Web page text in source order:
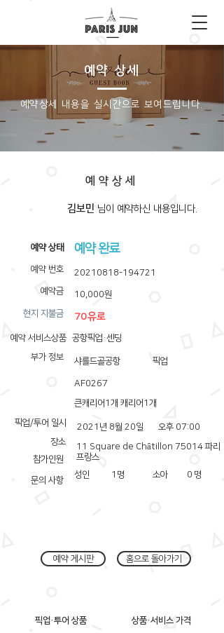
예약 상세
​예약상세 내용을 실시간으로 보여드립니다.
예약상세
김보민 ​님이 예약하신 내용입니다.
​예약 상태
예약 번호
예약금
​현지 지불금
부가 정보
픽업/투어 일시
장소
참가인원
문의 사항
예약 서비스상품
예약 완료
20210818-194721
10,000원
70유로
공항픽업·센딩
샤를드골공항 픽업
AF0267
큰캐리어1개 캐리어1개
2021년 8월 20일
오후 07:00
11 Square de Châtillon 75014 파리
프랑스
성인
1 명 소아 0 명
예약 게시판 홈으로 돌아가기
픽업·투어 상품 상품·서비스 가격